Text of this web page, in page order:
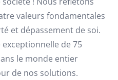
valeurs fondamentales
et dépassement de soi.
de 75
le monde entier
de nos solutions.